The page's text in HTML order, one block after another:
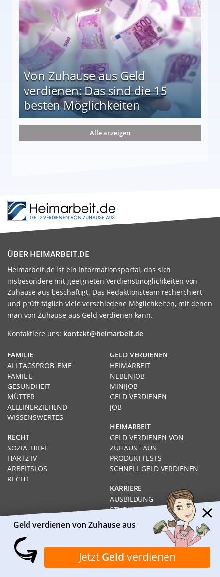
Von Zuhause aus Geld
verdienen: Das sind die 15
besten Möglichkeiten
die 15 besten Möglichkeiten
Alle anzeigen
ÜBER HEIMARBEIT.DE
Heimarbeit.de ist ein Informationsportal, das sich
insbesondere mit geeigneten Verdienstmöglichkeiten von
Zuhause aus beschäftigt. Das Redaktionsteam recherchiert
und prüft täglich viele verschiedene Möglichkeiten, mit denen
man von Zuhause aus Geld verdienen kann.
Kontaktiere uns: kontakt@heimarbeit.de
GELD VERDIENEN
HEIMARBEIT
NEBENJOB
MINIJOB
GELD VERDIENEN
JOB
HEIMARBEIT
GELD VERDIENEN VON
ZUHAUSE AUS
PRODUKTTESTS
SCHNELL GELD VERDIENEN
KARRIERE
AUSBILDUNG
STUDIUM
FERNSTUDIUM
GEHÄLTER
FAMILIE
ALLTAGSPROBLEME
FAMILIE
GESUNDHEIT
MÜTTER
ALLEINERZIEHEND
WISSENSWERTES
RECHT
SOZIALHILFE
HARTZ IV
ARBEITSLOS
RECHT
Impressum Datenschutz Kontakt
Über Heimarbeit.de
© 2026I❶I Heimarbeit.de
Geld verdienen von Zuhause aus
Jetzt Geld verdienen